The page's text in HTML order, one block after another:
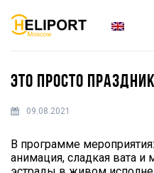
ЭТО ПРОСТО
09.08.2021
В программе
анимация, сладкая вата